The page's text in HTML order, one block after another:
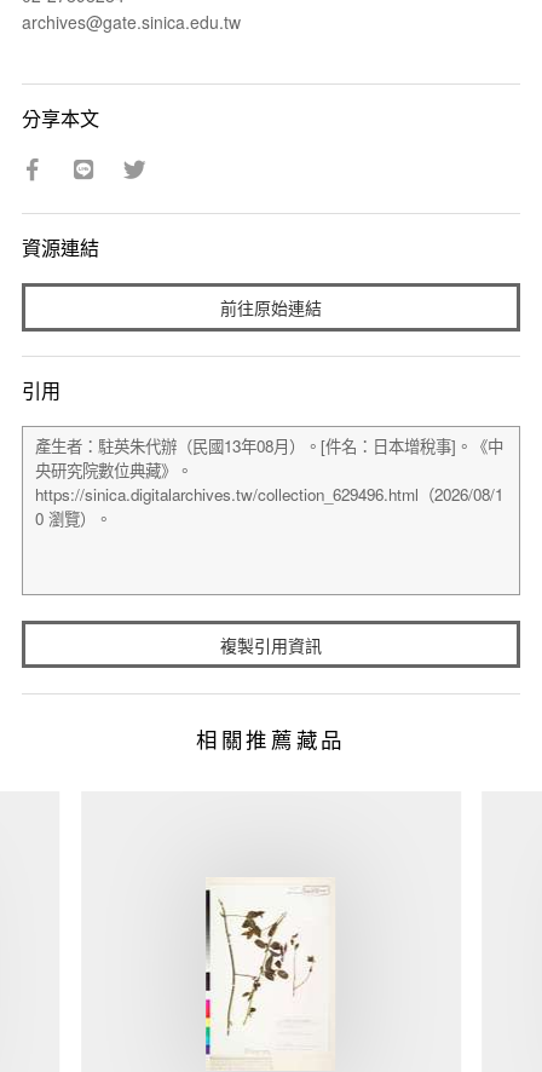
archives@gate.sinica.edu.tw
分享本文
資源連結
前往原始連結
引用
複製引用資訊
相關推薦藏品